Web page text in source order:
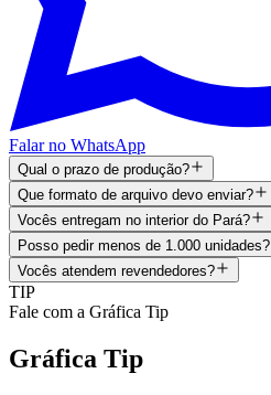
Falar no WhatsApp
Qual o prazo de produção?
Que formato de arquivo devo enviar?
Vocês entregam no interior do Pará?
Posso pedir menos de 1.000 unidades?
Vocês atendem revendedores?
TIP
Fale com a Gráfica Tip
Gráfica Tip